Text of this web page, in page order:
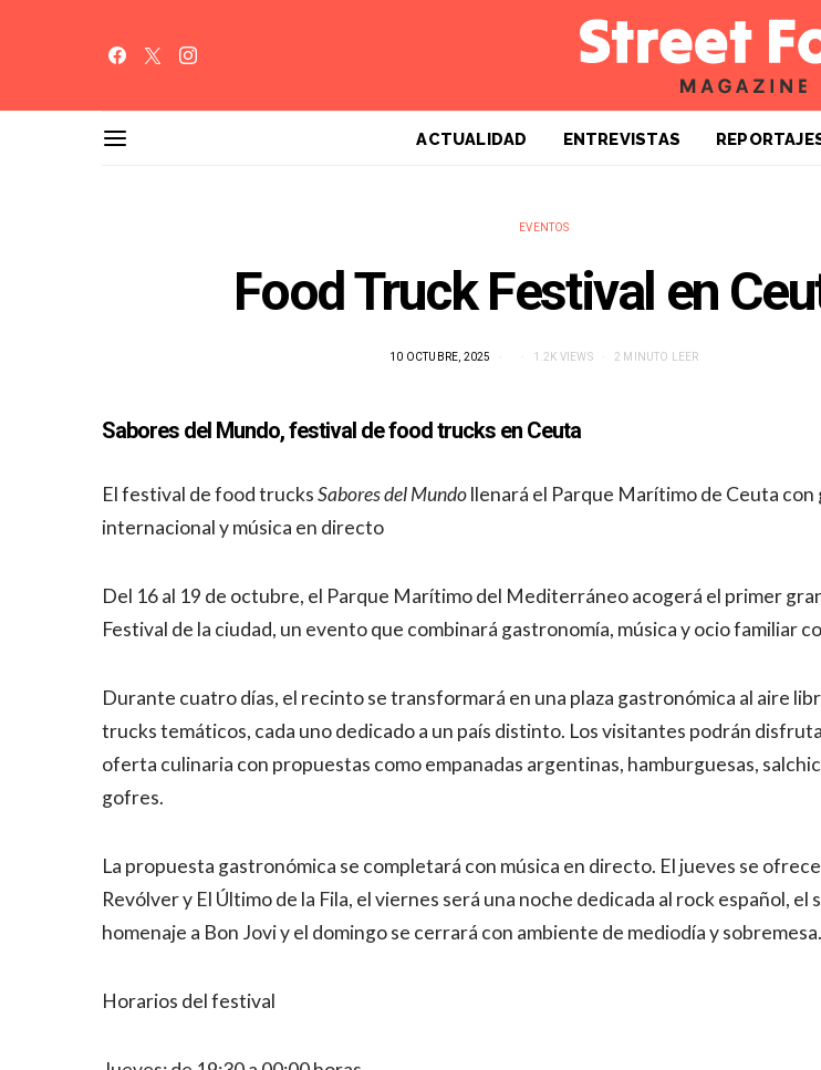
ACTUALIDAD ENTREVISTAS
EVENTOS
Food Truck Festival en
10 OCTUBRE, 2025 1.2K VIEWS 2 MINUTO LEER
Sabores del Mundo, festival de food trucks en Ceuta
El festival de food trucksSabores del Mundollenará el Parque Marítimo de Ceuta con
internacional y música en directo
Del 16 al 19 de octubre, el Parque Marítimo del Mediterráneo acogerá el primer
Festival de la ciudad, un evento que combinará gastronomía, música y ocio familiar
Durante cuatro días, el recinto se transformará en una plaza gastronómica al aire
trucks temáticos, cada uno dedicado a un país distinto. Los visitantes podrán
oferta culinaria con propuestas como empanadas argentinas, hamburguesas,
gofres.
La propuesta gastronómica se completará con música en directo. El jueves se
Revólver y El Último de la Fila, el viernes será una noche dedicada al rock español, el
homenaje a Bon Jovi y el domingo se cerrará con ambiente de mediodía y sobremesa.
Horarios del festival